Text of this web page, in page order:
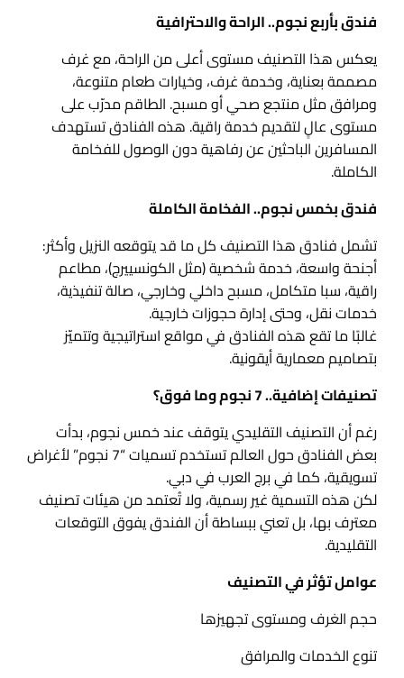
فندق بأربع نجوم.. الراحة والاحترافية
يعكس هذا التصنيف مستوى أعلى من الراحة، مع غرف
مصممة بعناية، وخدمة غرف، وخيارات طعام متنوعة،
ومرافق مثل منتجع صحي أو مسبح. الطاقم مدرّب على
مستوى عالٍ لتقديم خدمة راقية. هذه الفنادق تستهدف
المسافرين الباحثين عن رفاهية دون الوصول للفخامة
الكاملة.
فندق بخمس نجوم.. الفخامة الكاملة
تشمل فنادق هذا التصنيف كل ما قد يتوقعه النزيل وأكثر:
أجنحة واسعة، خدمة شخصية (مثل الكونسييرج)، مطاعم
راقية، سبا متكامل، مسبح داخلي وخارجي، صالة تنفيذية،
خدمات نقل، وحتى إدارة حجوزات خارجية.
غالبًا ما تقع هذه الفنادق في مواقع استراتيجية وتتميّز
بتصاميم معمارية أيقونية.
تصنيفات إضافية.. 7 نجوم وما فوق؟
رغم أن التصنيف التقليدي يتوقف عند خمس نجوم، بدأت
بعض الفنادق حول العالم تستخدم تسميات “7 نجوم” لأغراض
تسويقية، كما في برج العرب في دبي.
لكن هذه التسمية غير رسمية، ولا تُعتمد من هيئات تصنيف
معترف بها، بل تعني ببساطة أن الفندق يفوق التوقعات
التقليدية.
عوامل تؤثر في التصنيف
حجم الغرف ومستوى تجهيزها
تنوع الخدمات والمرافق